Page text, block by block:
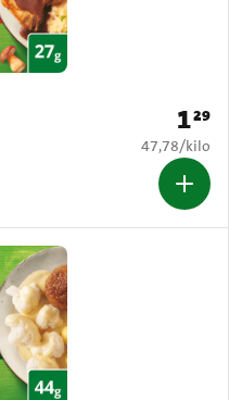
Prijs:
129
€ 47,78 per
47,78/kilo